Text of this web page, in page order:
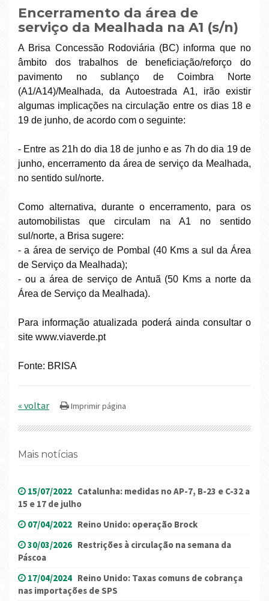
Encerramento da área de
serviço da Mealhada na A1 (s/n)
A Brisa Concessão Rodoviária (BC) informa que no
âmbito dos trabalhos de beneficiação/reforço do
pavimento no sublanço de Coimbra Norte
(A1/A14)/Mealhada, da Autoestrada A1, irão existir
algumas implicações na circulação entre os dias 18 e
19 de junho, de acordo com o seguinte:
- Entre as 21h do dia 18 de junho e as 7h do dia 19 de
junho, encerramento da área de serviço da Mealhada,
no sentido sul/norte.
Como alternativa, durante o encerramento, para os
automobilistas que circulam na A1 no sentido
sul/norte, a Brisa sugere:
- a área de serviço de Pombal (40 Kms a sul da Área
de Serviço da Mealhada);
- ou a área de serviço de Antuã (50 Kms a norte da
Área de Serviço da Mealhada).
Para informação atualizada poderá ainda consultar o
site www.viaverde.pt
Fonte: BRISA
« voltar
Mais notícias
15/07/2022 Catalunha: medidas no AP-7, B-23 e C-32 a
15 e 17 de julho
07/04/2022 Reino Unido: operação Brock
30/03/2026 Restrições à circulação na semana da
Páscoa
17/04/2024 Reino Unido: Taxas comuns de cobrança
nas importações de SPS